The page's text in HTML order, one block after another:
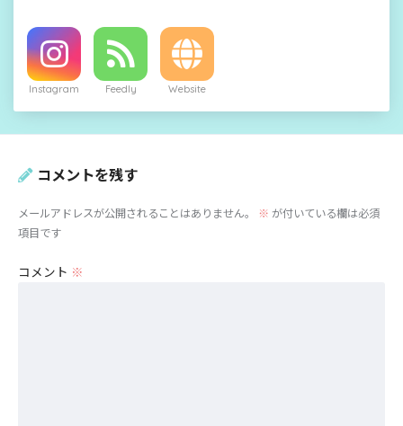
Instagram Feedly Website
コメントを残す
メールアドレスが公開されることはありません。 ※ が付いている欄は必須
項目です
コメント ※